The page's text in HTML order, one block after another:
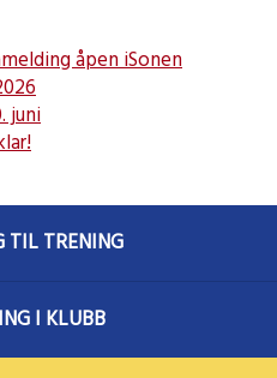
åpen iSonen
juni
TIL TRENING
I KLUBB